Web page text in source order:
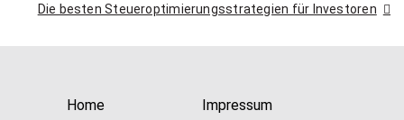
Die besten Steueroptimierungsstrategien für Investoren
Home
Impressum